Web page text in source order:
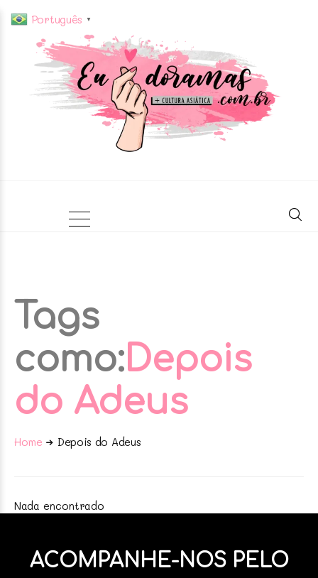
Tags
como:Depois
do Adeus
Home Depois do Adeus
Nada encontrado
ACOMPANHE-NOS PELO
Português ▼